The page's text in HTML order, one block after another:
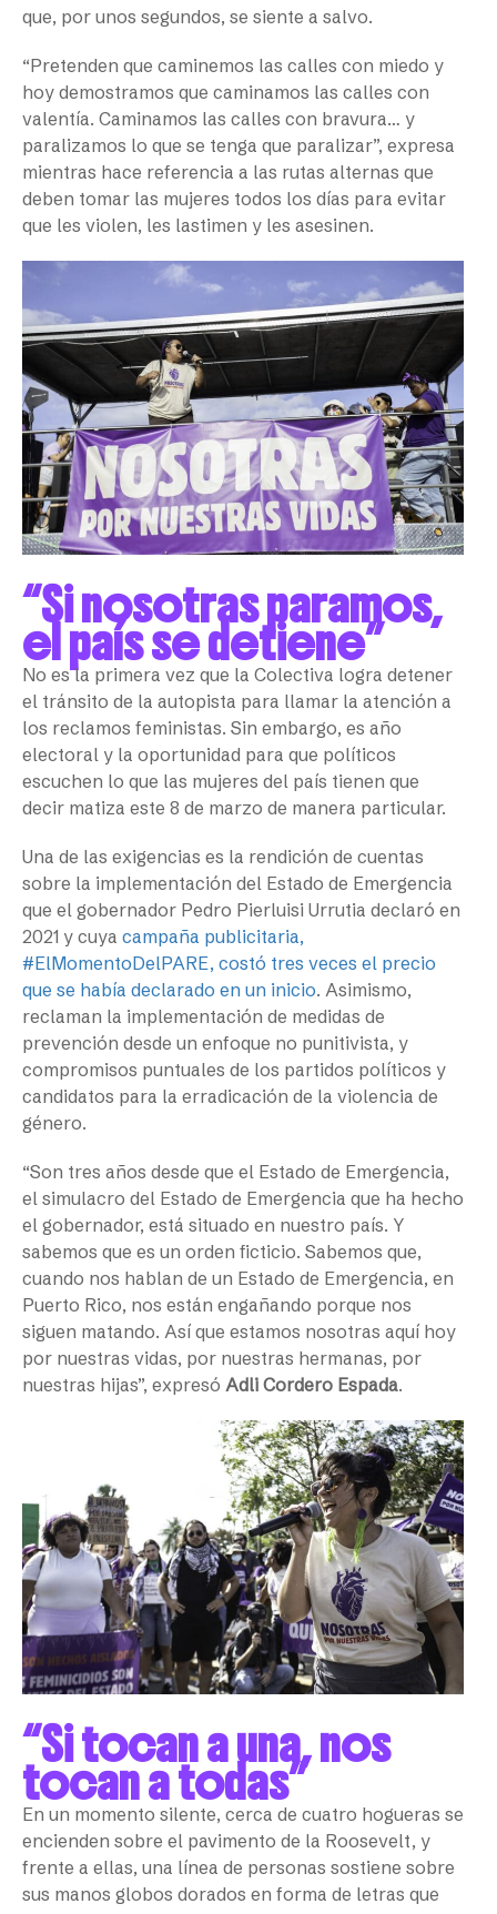
que, por unos segundos, se siente a salvo.
“Pretenden que caminemos las calles con miedo y
hoy demostramos que caminamos las calles con
valentía. Caminamos las calles con bravura… y
paralizamos lo que se tenga que paralizar”, expresa
mientras hace referencia a las rutas alternas que
deben tomar las mujeres todos los días para evitar
que les violen, les lastimen y les asesinen.
“Si nosotras paramos,
el país se detiene”
No es la primera vez que la Colectiva logra detener
el tránsito de la autopista para llamar la atención a
los reclamos feministas. Sin embargo, es año
electoral y la oportunidad para que políticos
escuchen lo que las mujeres del país tienen que
decir matiza este 8 de marzo de manera particular.
Una de las exigencias es la rendición de cuentas
sobre la implementación del Estado de Emergencia
que el gobernador Pedro Pierluisi Urrutia declaró en
2021 y cuya campaña publicitaria,
#ElMomentoDelPARE, costó tres veces el precio
que se había declarado en un inicio. Asimismo,
reclaman la implementación de medidas de
prevención desde un enfoque no punitivista, y
compromisos puntuales de los partidos políticos y
candidatos para la erradicación de la violencia de
género.
“Son tres años desde que el Estado de Emergencia,
el simulacro del Estado de Emergencia que ha hecho
el gobernador, está situado en nuestro país. Y
sabemos que es un orden ficticio. Sabemos que,
cuando nos hablan de un Estado de Emergencia, en
Puerto Rico, nos están engañando porque nos
siguen matando. Así que estamos nosotras aquí hoy
por nuestras vidas, por nuestras hermanas, por
nuestras hijas”, expresó Adli Cordero Espada.
“Si tocan a una, nos
tocan a todas”
En un momento silente, cerca de cuatro hogueras se
encienden sobre el pavimento de la Roosevelt, y
frente a ellas, una línea de personas sostiene sobre
sus manos globos dorados en forma de letras que